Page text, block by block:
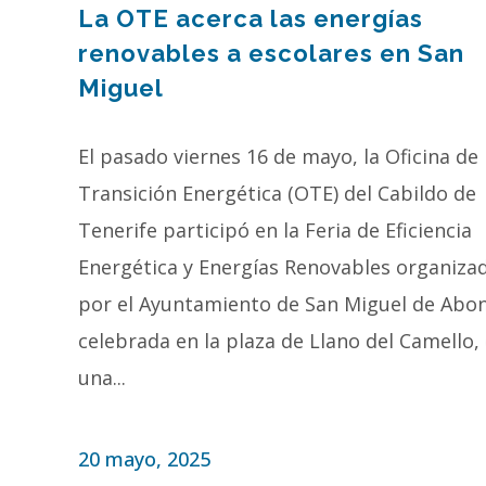
La OTE acerca las energías
renovables a escolares en San
Miguel
El pasado viernes 16 de mayo, la Oficina de
Transición Energética (OTE) del Cabildo de
Tenerife participó en la Feria de Eficiencia
Energética y Energías Renovables
por el Ayuntamiento de San Miguel de
celebrada en la plaza de Llano del Camello,
una...
20 mayo, 2025